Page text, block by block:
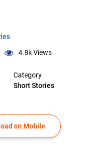
4.8kViews
Category
Short Stories
on Mobile